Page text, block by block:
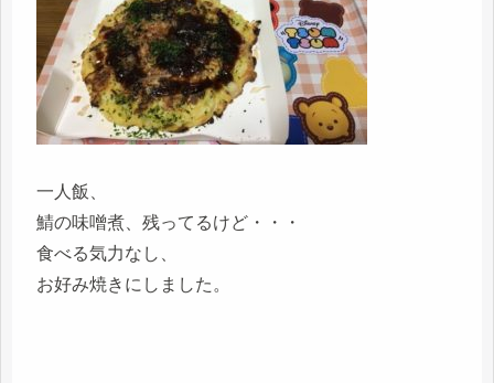
一人飯、
鯖の味噌煮、残ってるけど・・・
食べる気力なし、
お好み焼きにしました。